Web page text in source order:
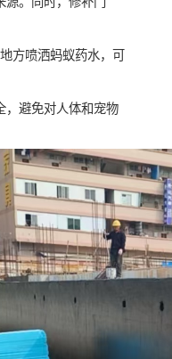
方喷洒蚂蚁药水，可
，避免对人体和宠物